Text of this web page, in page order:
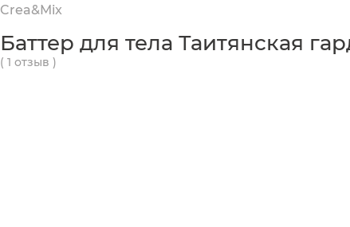
Crea&Mix
Баттер для тела Таитянская
( 1 отзыв )